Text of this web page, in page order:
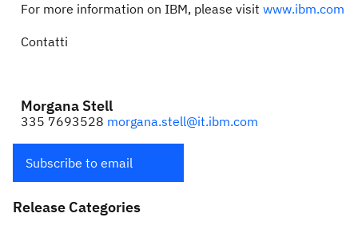
For more information on IBM, please visit www.ibm.com
Contatti
Morgana Stell
335 7693528 morgana.stell@it.ibm.com
Subscribe to email
Release Categories